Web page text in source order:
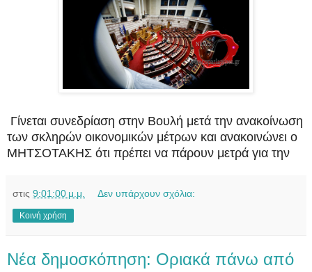
Γίνεται συνεδρίαση στην Βουλή μετά την ανακοίνωση
των σκληρών οικονομικών μέτρων και ανακοινώνει ο
ΜΗΤΣΟΤΑΚΗΣ ότι πρέπει να πάρουν μετρά για την
στις 9:01:00 μ.μ. Δεν υπάρχουν σχόλια:
Κοινή χρήση
Νέα δημοσκόπηση: Οριακά πάνω από